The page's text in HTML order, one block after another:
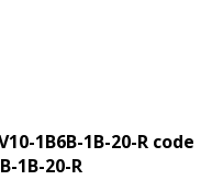
1B6B-1B-20-R code
1B-20-R